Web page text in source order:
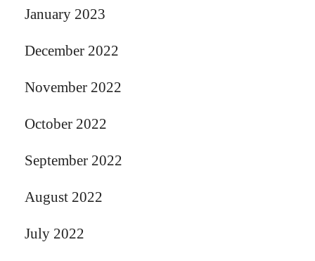
January 2023
December 2022
November 2022
October 2022
September 2022
August 2022
July 2022